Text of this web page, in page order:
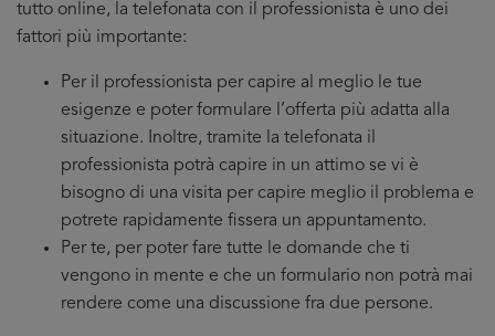
tutto online, la telefonata con il professionista è uno dei
fattori più importante:
Per il professionista per capire al meglio le tue
esigenze e poter formulare l’offerta più adatta alla
situazione. Inoltre, tramite la telefonata il
professionista potrà capire in un attimo se vi è
bisogno di una visita per capire meglio il problema e
potrete rapidamente fissera un appuntamento.
Per te, per poter fare tutte le domande che ti
vengono in mente e che un formulario non potrà mai
rendere come una discussione fra due persone.